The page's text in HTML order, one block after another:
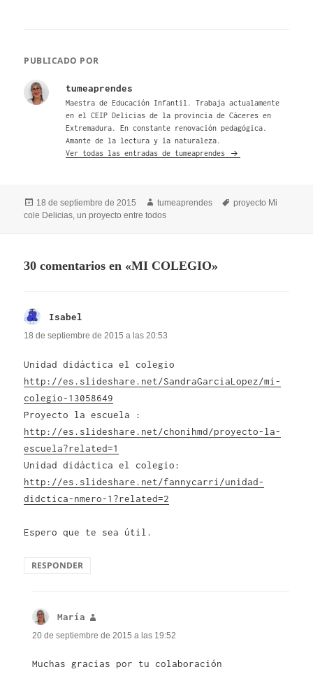
PUBLICADO POR
tumeaprendes
Maestra de Educación Infantil. Trabaja actualamente
en el CEIP Delicias de la provincia de Cáceres en
Extremadura. En constante renovación pedagógica.
Amante de la lectura y la naturaleza.
Ver todas las entradas de tumeaprendes
Publicado
el
18 de septiembre de 2015 Autor
tumeaprendes Etiquetas
proyecto Mi
cole Delicias ,un proyecto entre todos
30 comentarios en «MI COLEGIO»
Isabel
18 de septiembre de 2015 a las 20:53
Unidad didáctica el colegio
http://es.slideshare.net/SandraGarciaLopez/mi-
colegio-13058649
Proyecto la escuela :
http://es.slideshare.net/chonihmd/proyecto-la-
escuela?related=1
Unidad didáctica el colegio:
http://es.slideshare.net/fannycarri/unidad-
didctica-nmero-1?related=2
Espero que te sea útil.
RESPONDER
María
20 de septiembre de 2015 a las 19:52
Muchas gracias por tu colaboración